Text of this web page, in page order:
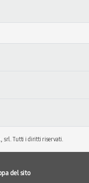
srl. Tutti i diritti riservati.
del sito